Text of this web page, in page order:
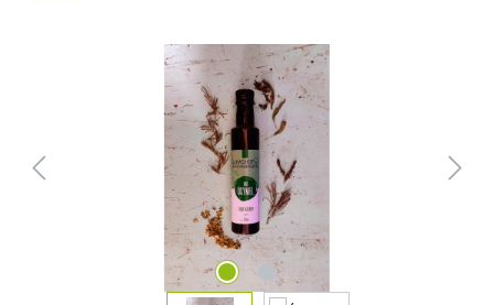
Bildergalerie überspringen